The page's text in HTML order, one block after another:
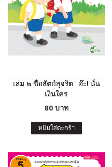
เล่ม ๒ ซื่อสัตย์สุจริต : อ๊ะ! นั่น
เงินใคร
80 บาท
หยิบใส่ตะกร้า